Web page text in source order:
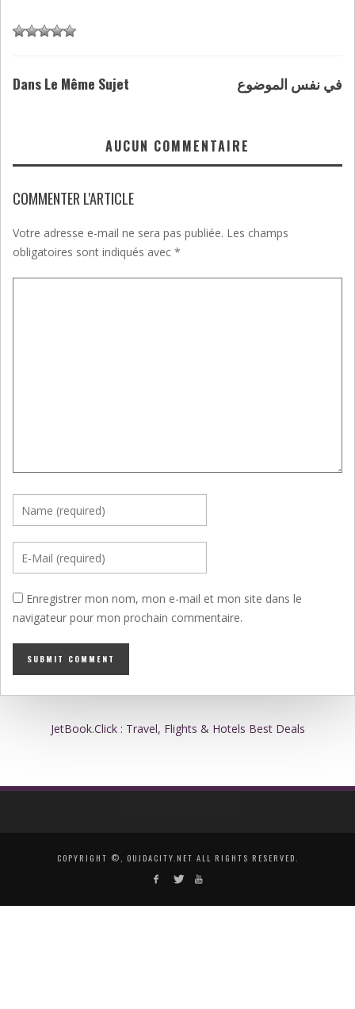
Dans Le Même Sujet في نفس الموضوع
AUCUN COMMENTAIRE
COMMENTER L'ARTICLE
Votre adresse e-mail ne sera pas publiée. Les champs
obligatoires sont indiqués avec *
Enregistrer mon nom, mon e-mail et mon site dans le
navigateur pour mon prochain commentaire.
JetBook.Click : Travel, Flights & Hotels Best Deals
COPYRIGHT ©, OUJDACITY.NET ALL RIGHTS RESERVED.